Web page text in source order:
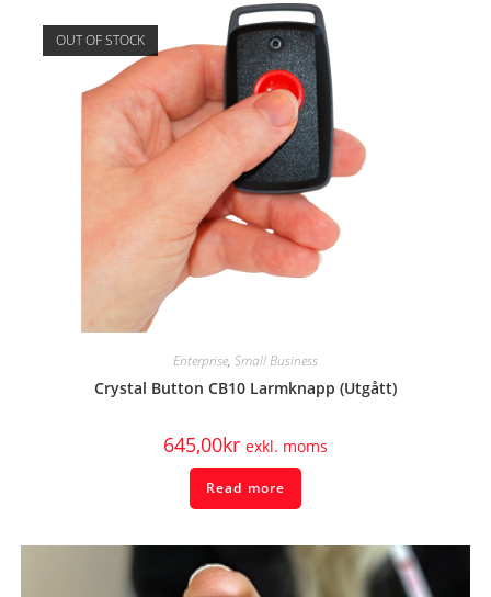
OUT OF STOCK
Enterprise, Small Business
Crystal Button CB10 Larmknapp (Utgått)
645,00kr exkl. moms
Read more